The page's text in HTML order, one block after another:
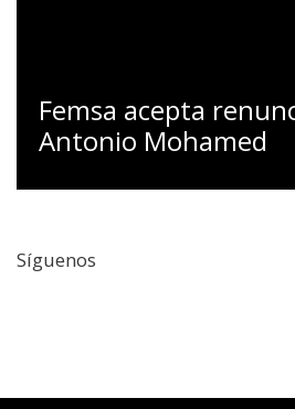
Femsa acepta
Antonio Mohamed
Síguenos